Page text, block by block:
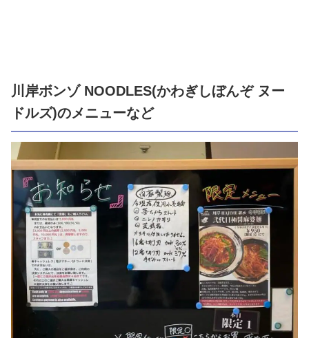
川岸ボンゾ NOODLES(かわぎしぼんぞ ヌー
ドルズ)のメニューなど